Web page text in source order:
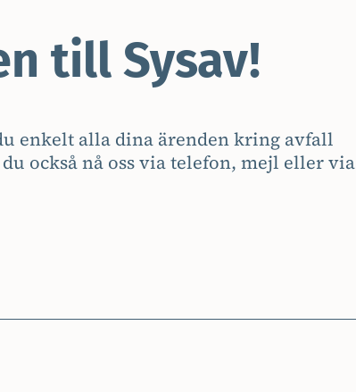
till Sysav!
enkelt alla dina ärenden kring avfall
också nå oss via telefon, mejl eller via